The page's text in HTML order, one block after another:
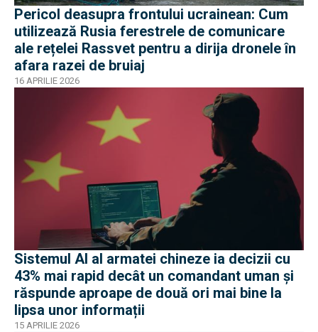
Pericol deasupra frontului ucrainean: Cum
utilizează Rusia ferestrele de comunicare
ale rețelei Rassvet pentru a dirija dronele în
afara razei de bruiaj
16 APRILIE 2026
Sistemul AI al armatei chineze ia decizii cu
43% mai rapid decât un comandant uman și
răspunde aproape de două ori mai bine la
lipsa unor informații
15 APRILIE 2026